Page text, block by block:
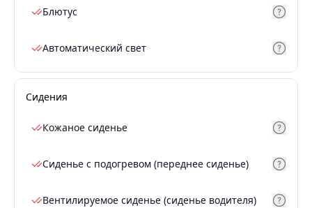
Блютус
Автоматический свет
Сидения
Кожаное сиденье
Сиденье с подогревом (переднее сиденье)
Вентилируемое сиденье (сиденье водителя)